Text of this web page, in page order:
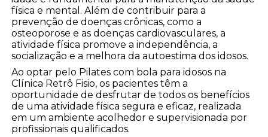
física e mental. Além de contribuir para a
prevenção de doenças crônicas, como a
osteoporose e as doenças cardiovasculares, a
atividade física promove a independência, a
socialização e a melhora da autoestima dos idosos.
Ao optar pelo Pilates com bola para idosos na
Clínica Retrô Fisio, os pacientes têm a
oportunidade de desfrutar de todos os benefícios
de uma atividade física segura e eficaz, realizada
em um ambiente acolhedor e supervisionada por
profissionais qualificados.